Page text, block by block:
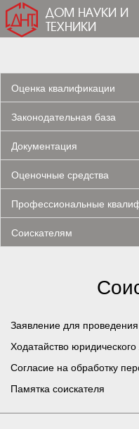
ДОМ НАУКИ И
ТЕХНИКИ
Оценка квалификации
Законодательная база
Документация
Оценочные средства
Профессиональные
Соискателям
Заявление для
Ходатайство
Согласие на обработку
Памятка соискателя